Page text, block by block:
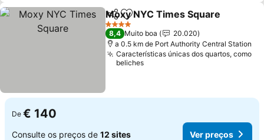
PartilharAdicionar aos favoritos
Moxy NYC Times Square
4 Estrelas
8,4 Muito boa
20.020
a 0.5 km de Port Authority Central Station
Características únicas dos quartos, como
beliches
De € 140
Consulte os preços de 12 sites Ver preços